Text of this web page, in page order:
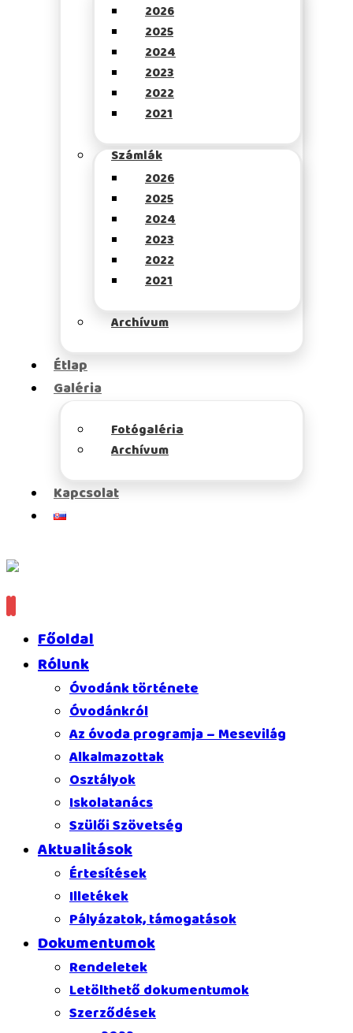
2026
2025
2024
2023
2022
2021
Számlák
2026
2025
2024
2023
2022
2021
Archívum
Étlap
Galéria
Fotógaléria
Archívum
Kapcsolat
Főoldal
Rólunk
Óvodánk története
Óvodánkról
Az óvoda programja – Mesevilág
Alkalmazottak
Osztályok
Iskolatanács
Szülői Szövetség
Aktualitások
Értesítések
Illetékek
Pályázatok, támogatások
Dokumentumok
Rendeletek
Letölthető dokumentumok
Szerződések